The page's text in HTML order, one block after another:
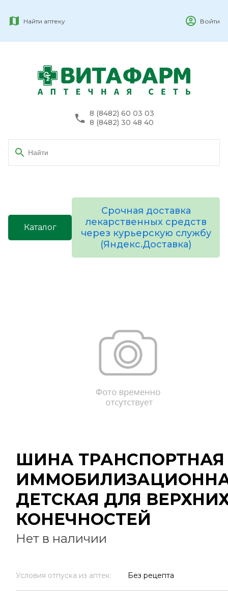
Найти аптеку Войти
8 (8482) 60 03 03
8 (8482) 30 48 40
Каталог
Срочная доставка
лекарственных средств
через курьерскую службу
(Яндекс.Доставка)
ШИНА ТРАНСПОРТНАЯ
ДЕТСКАЯ ДЛЯ
КОНЕЧНОСТЕЙ
Нет в наличии
Условия отпуска из аптек: Без рецепта